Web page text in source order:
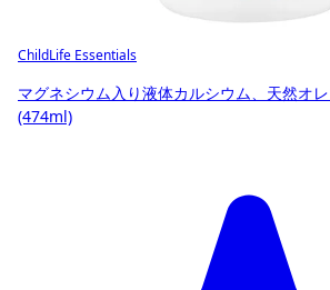
ChildLife Essentials
マグネシウム入り液体カルシウム、天然オ
(474ml)